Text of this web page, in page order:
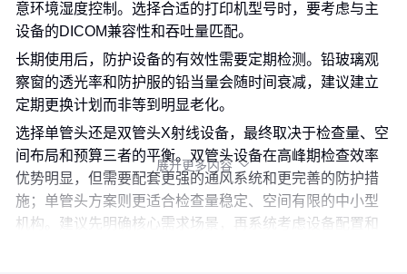
意环境湿度控制。选择合适的打印机型号时，要考虑与主
设备的DICOM兼容性和吞吐量匹配。
长期使用后，防护设备的有效性需要定期检测。铅玻璃观
察窗的透光率和防护服的铅当量会随时间衰减，建议建立
定期更换计划而非等到明显老化。
选择单管头还是双管头X射线设备，最终取决于检查量、空
间布局和预算三者的平衡。双管头设备在高峰期检查效率
优势明显，但需要配套更强的通风系统和更完善的防护措
施；单管头方案则更适合检查量稳定、空间有限的中小型
机构。建议先明确核心需求场景，再系统考虑设备配置和
展开更多内容 